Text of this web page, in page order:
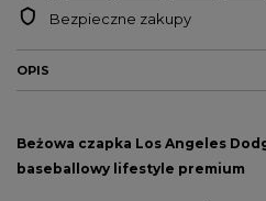
Bezpieczne zakupy
OPIS
Beżowa czapka Los Angeles
baseballowy lifestyle premium